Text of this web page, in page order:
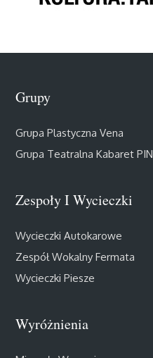
Grupy
Grupa Plastyczna Vena
Grupa Teatralna Kabaret PIN
Zespoły I Wycieczki
Wycieczki Autokarowe
Zespół Wokalny Fermata
Wycieczki Piesze
Wyróżnienia